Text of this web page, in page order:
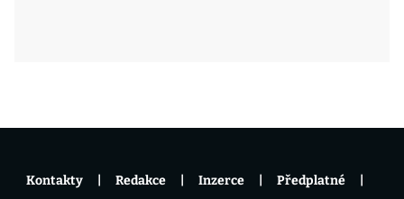
Kontakty Redakce Inzerce Předplatné